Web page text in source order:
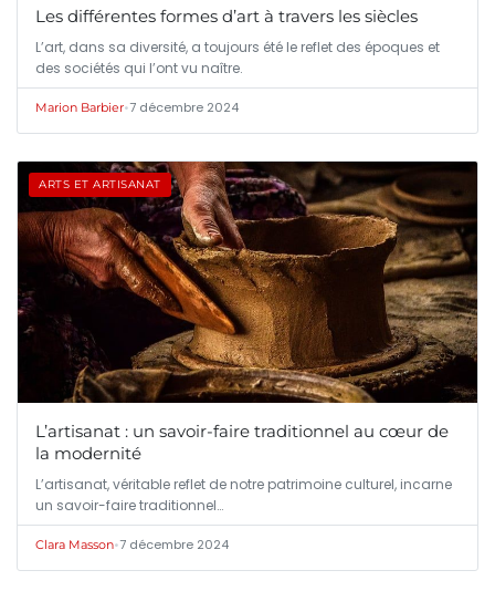
Les différentes formes d’art à travers les siècles
L’art, dans sa diversité, a toujours été le reflet des époques et
des sociétés qui l’ont vu naître.
Marion Barbier•7 décembre 2024
ARTS ET ARTISANAT
L’artisanat : un savoir-faire traditionnel au cœur de
la modernité
L’artisanat, véritable reflet de notre patrimoine culturel, incarne
un savoir-faire traditionnel…
Clara Masson•7 décembre 2024